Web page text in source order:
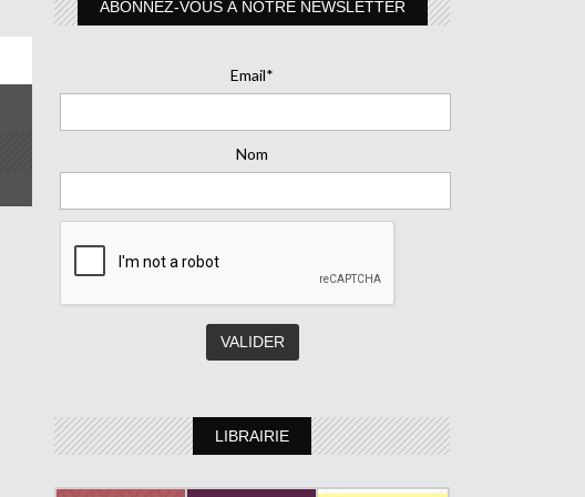
ABONNEZ-VOUS À NOTRE NEWSLETTER
Email*
Nom
LIBRAIRIE